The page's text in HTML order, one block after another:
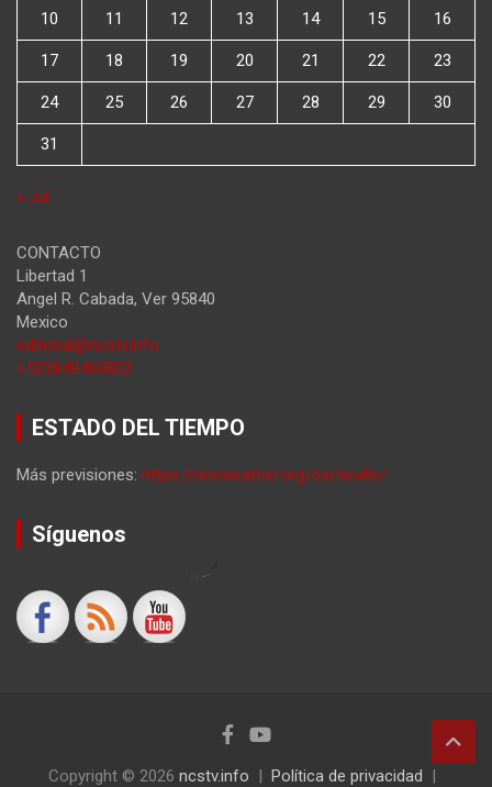
10 11 12 13 14 15 16
17 18 19 20 21 22 23
24 25 26 27 28 29 30
31
« Jul
CONTACTO
Libertad 1
Angel R. Cabada, Ver 95840
Mexico
editorial@ncstv.info
+522849460822
ESTADO DEL TIEMPO
Más previsiones: https://oneweather.org/es/seville/
Síguenos
Copyright © 2026 ncstv.info Política de privacidad